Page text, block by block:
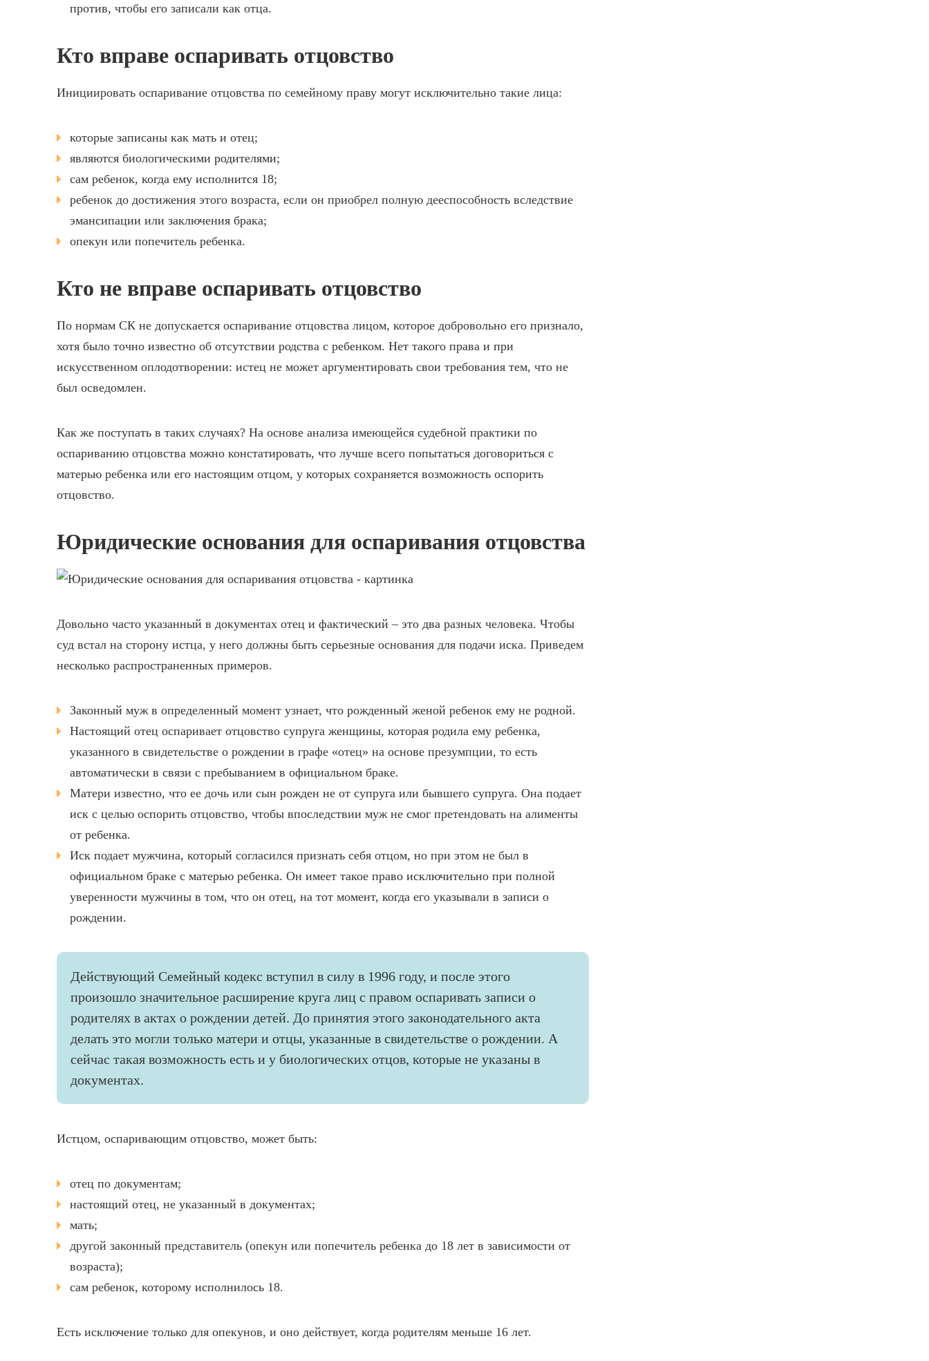
против, чтобы его записали как отца.
Кто вправе оспаривать отцовство
Инициировать оспаривание отцовства по семейному праву могут исключительно такие лица:
которые записаны как мать и отец;
являются биологическими родителями;
сам ребенок, когда ему исполнится 18;
ребенок до достижения этого возраста, если он приобрел полную дееспособность вследствие
эмансипации или заключения брака;
опекун или попечитель ребенка.
Кто не вправе оспаривать отцовство
По нормам СК не допускается оспаривание отцовства лицом, которое добровольно его признало,
хотя было точно известно об отсутствии родства с ребенком. Нет такого права и при
искусственном оплодотворении: истец не может аргументировать свои требования тем, что не
был осведомлен.
Как же поступать в таких случаях? На основе анализа имеющейся судебной практики по
оспариванию отцовства можно констатировать, что лучше всего попытаться договориться с
матерью ребенка или его настоящим отцом, у которых сохраняется возможность оспорить
отцовство.
Юридические основания для оспаривания отцовства
Довольно часто указанный в документах отец и фактический – это два разных человека. Чтобы
суд встал на сторону истца, у него должны быть серьезные основания для подачи иска. Приведем
несколько распространенных примеров.
Законный муж в определенный момент узнает, что рожденный женой ребенок ему не родной.
Настоящий отец оспаривает отцовство супруга женщины, которая родила ему ребенка,
указанного в свидетельстве о рождении в графе «отец» на основе презумпции, то есть
автоматически в связи с пребыванием в официальном браке.
Матери известно, что ее дочь или сын рожден не от супруга или бывшего супруга. Она подает
иск с целью оспорить отцовство, чтобы впоследствии муж не смог претендовать на алименты
от ребенка.
Иск подает мужчина, который согласился признать себя отцом, но при этом не был в
официальном браке с матерью ребенка. Он имеет такое право исключительно при полной
уверенности мужчины в том, что он отец, на тот момент, когда его указывали в записи о
рождении.
Действующий Семейный кодекс вступил в силу в 1996 году, и после этого
произошло значительное расширение круга лиц с правом оспаривать записи о
родителях в актах о рождении детей. До принятия этого законодательного акта
делать это могли только матери и отцы, указанные в свидетельстве о рождении. А
сейчас такая возможность есть и у биологических отцов, которые не указаны в
документах.
Истцом, оспаривающим отцовство, может быть:
отец по документам;
настоящий отец, не указанный в документах;
мать;
другой законный представитель (опекун или попечитель ребенка до 18 лет в зависимости от
возраста);
сам ребенок, которому исполнилось 18.
Есть исключение только для опекунов, и оно действует, когда родителям меньше 16 лет.